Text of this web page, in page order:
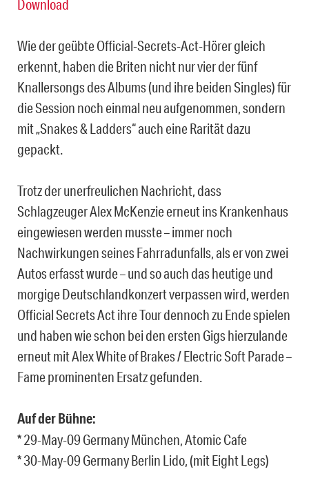
Download
Wie der geübte Official-Secrets-Act-Hörer gleich
erkennt, haben die Briten nicht nur vier der fünf
Knallersongs des Albums (und ihre beiden Singles) für
die Session noch einmal neu aufgenommen, sondern
mit „Snakes & Ladders“ auch eine Rarität dazu
gepackt.
Trotz der unerfreulichen Nachricht, dass
Schlagzeuger Alex McKenzie erneut ins Krankenhaus
eingewiesen werden musste – immer noch
Nachwirkungen seines Fahrradunfalls, als er von zwei
Autos erfasst wurde – und so auch das heutige und
morgige Deutschlandkonzert verpassen wird, werden
Official Secrets Act ihre Tour dennoch zu Ende spielen
und haben wie schon bei den ersten Gigs hierzulande
erneut mit Alex White of Brakes / Electric Soft Parade –
Fame prominenten Ersatz gefunden.
Auf der Bühne:
* 29-May-09 Germany München, Atomic Cafe
* 30-May-09 Germany Berlin Lido, (mit Eight Legs)